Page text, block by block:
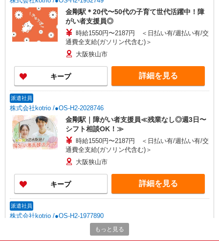
金剛駅＊20代〜50代の子育て世代活躍中！障
がい者支援員◎
時給1550円〜2187円 ＜日払い有/週払い有/交
通費全支給(ガソリン代含む)＞
大阪狭山市
キープ 詳細を見る
派遣社員
株式会社kotrio /●OS-H2-2028746
金剛駅｜障がい者支援員≪残業なし◎週3日〜
シフト相談OK！≫
時給1550円〜2187円 ＜日払い有/週払い有/交
通費全支給(ガソリン代含む)＞
大阪狭山市
キープ 詳細を見る
派遣社員
株式会社kotrio /●OS-H2-1977890
＜障がい者デイ/日払い可＞今日のやさしさ
が、すぐごほうびに
もっと見る